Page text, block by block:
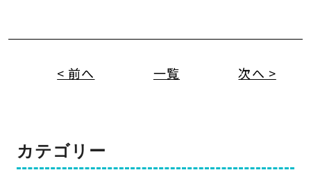
< 前へ 一覧 次へ >
カテゴリー